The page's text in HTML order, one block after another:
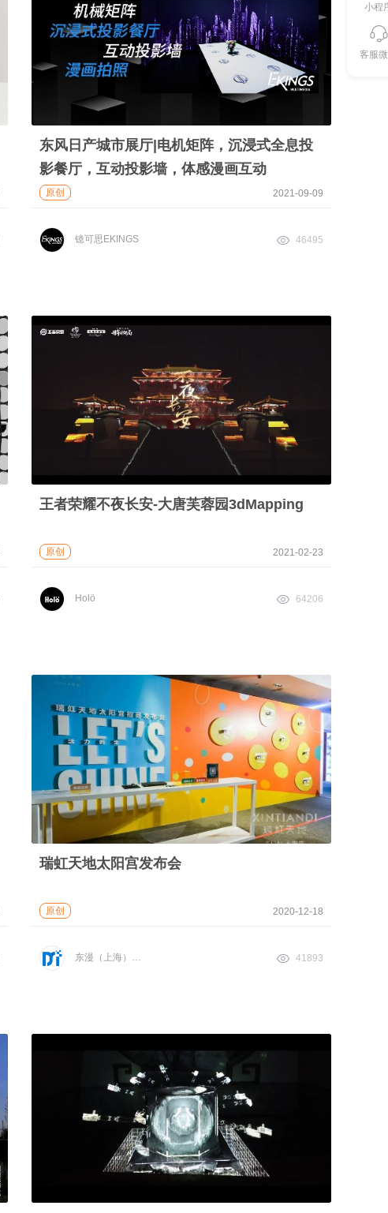
东风日产城市展厅|电机矩阵，沉浸式全息投
影餐厅，互动投影墙，体感漫画互动
原创 2021-09-09
镱可思EKINGS 46495
王者荣耀不夜长安-大唐芙蓉园3dMapping
原创 2021-02-23
Holö 64206
瑞虹天地太阳宫发布会
原创 2020-12-18
东漫（上海）电子科技有限公司 41893
小程
客服